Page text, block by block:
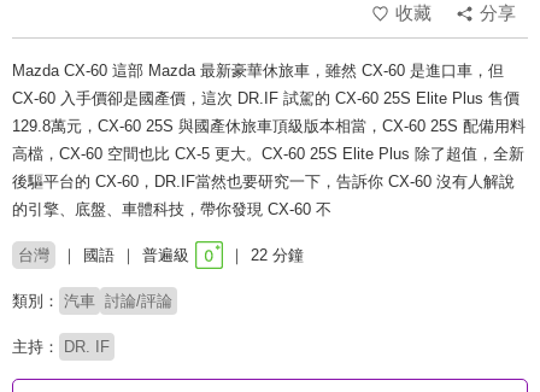
收藏
分享
Mazda CX-60 這部 Mazda 最新豪華休旅車，雖然 CX-60 是進口車，但
CX-60 入手價卻是國產價，這次 DR.IF 試駕的 CX-60 25S Elite Plus 售價
129.8萬元，CX-60 25S 與國產休旅車頂級版本相當，CX-60 25S 配備用料
高檔，CX-60 空間也比 CX-5 更大。CX-60 25S Elite Plus 除了超值，全新
後驅平台的 CX-60，DR.IF當然也要研究一下，告訴你 CX-60 沒有人解說
的引擎、底盤、車體科技，帶你發現 CX-60 不
台灣 國語 普遍級 22 分鐘
類別： 汽車 討論/評論
主持： DR. IF